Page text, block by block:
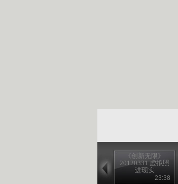
《创新无限》
20120331 虚拟照
进现实
23:38